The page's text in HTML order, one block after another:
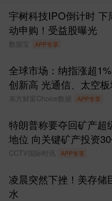
受阻续跌，下周
看浅套筹码峰2293
稳仍可看六月数列
但值得关注是今年
敏感季！
础上，板块上升空间
是技术性乖离
宇树科技IPO倒计时 下
动申购！受益股曝光
数据宝 APP专享
全球市场：纳指涨超
创新高 光通信、太空
SpaceX涨超15%
东方财富Choice数据 APP专享
特朗普称要夺回矿产超
地位 向关键矿产投资
CCTV国际时讯 APP专享
凌晨突然下挫！美存储
水